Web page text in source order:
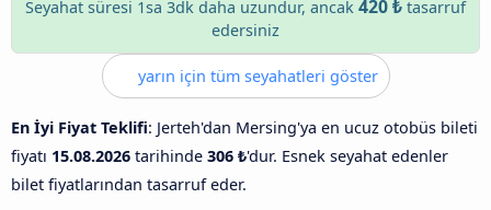
Seyahat süresi 1sa 3dk daha uzundur, ancak 420 ₺ tasarruf
edersiniz
yarın için tüm seyahatleri göster
En İyi Fiyat Teklifi: Jerteh'dan Mersing'ya en ucuz otobüs bileti
fiyatı 15.08.2026 tarihinde 306 ₺'dur. Esnek seyahat edenler
bilet fiyatlarından tasarruf eder.